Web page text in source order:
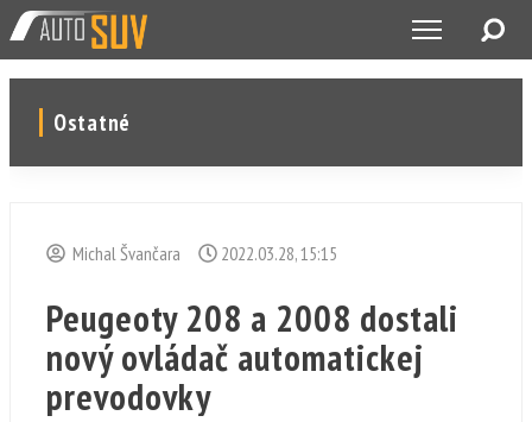
Ostatné
Michal Švančara 2022.03.28, 15:15
Peugeoty 208 a 2008 dostali
nový ovládač automatickej
prevodovky